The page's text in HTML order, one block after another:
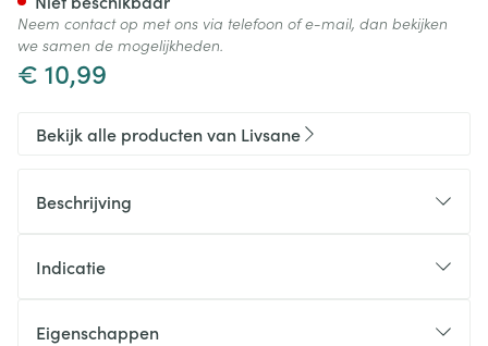
€ 10,99
Neem contact op met ons via telefoon of e-mail, dan bekijken
we samen de mogelijkheden.
Bekijk alle producten van Livsane
Beschrijving
Indicatie
Eigenschappen